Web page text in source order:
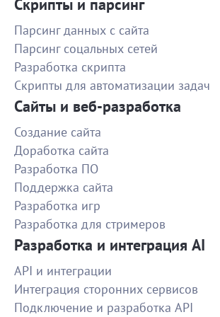
исполнителя.
Поправка CSS для сайта на
Работа сделаны быстро и качественно
820
Тайный покупатель для магазина
Спасибо, все хорошо!
Сбор инфы о разрабах приложений
Супер! Все качественно и очень
рекомендую сотрудничать!
1000
Передача посылки курьером 18.11
Скрипты и парсинг
Парсинг данных с сайта
Парсинг соцальных сетей
Разработка скрипта
Скрипты для автоматизации задач
Сайты и веб-разработка
Создание сайта
Доработка сайта
Разработка ПО
Поддержка сайта
Разработка игр
Разработка для стримеров
Разработка и интеграция AI
API и интеграции
Интеграция сторонних сервисов
Подключение и разработка API